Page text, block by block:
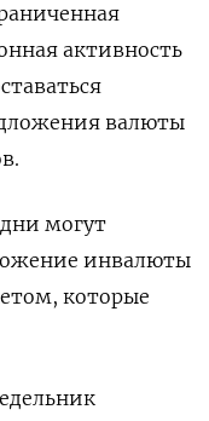
активность
валюты
могут
инвалюты
которые